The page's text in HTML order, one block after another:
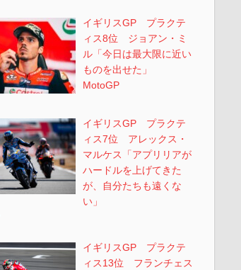
イギリスGP プラクテ
ィス8位 ジョアン・ミ
ル「今日は最大限に近い
ものを出せた」
MotoGP
イギリスGP プラクテ
ィス7位 アレックス・
マルケス「アプリリアが
ハードルを上げてきた
が、自分たちも遠くな
い」
イギリスGP プラクテ
ィス13位 フランチェス